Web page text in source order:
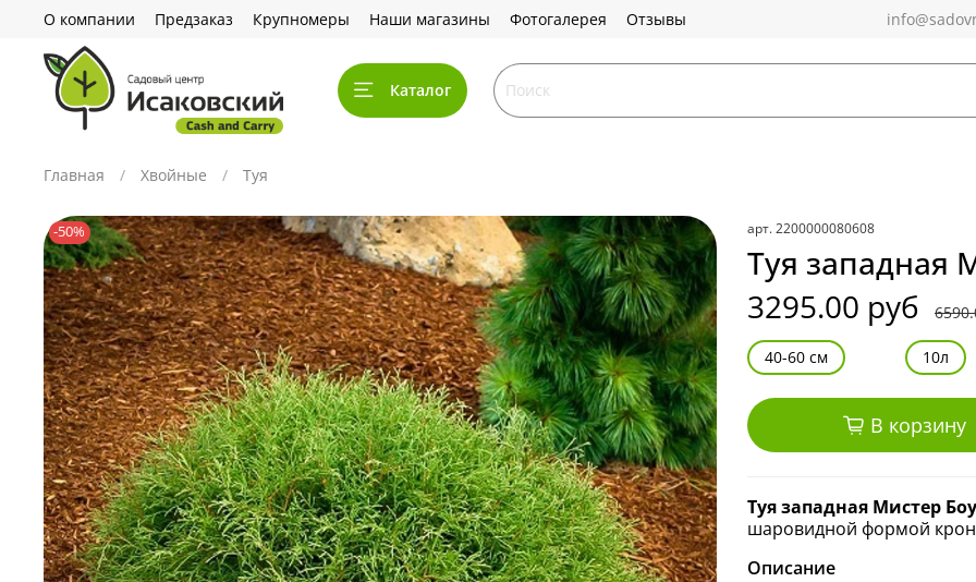
О компании Предзаказ Крупномеры Наши магазины Фотогалерея Отзывы
Каталог
Главная Хвойные Туя
-50% арт. 2200000080608
Туя западная
3295.00 руб
40-60 см 10л
В корзину
Туя западная Мистер
шаровидной формой
Описание